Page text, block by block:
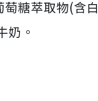
糖萃取物(含
奶。